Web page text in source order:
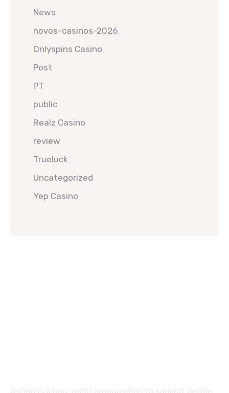
News
novos-casinos-2026
Onlyspins Casino
Post
PT
public
Realz Casino
review
Trueluck
Uncategorized
Yep Casino